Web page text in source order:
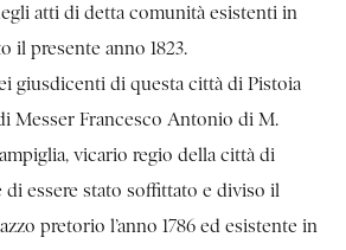
atti di detta comunità esistenti in
il presente anno 1823.
giusdicenti di questa città di Pistoia
Messer Francesco Antonio di M.
vicario regio della città di
di essere stato soffittato e diviso il
pretorio l’anno 1786 ed esistente in